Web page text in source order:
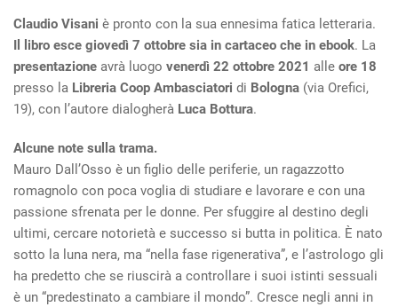
Claudio Visani è pronto con la sua ennesima fatica letteraria.
Il libro esce giovedì 7 ottobre sia in cartaceo che in ebook. La
presentazione avrà luogo venerdì 22 ottobre 2021 alle ore 18
presso la Libreria Coop Ambasciatori di Bologna (via Orefici,
19), con l’autore dialogherà Luca Bottura.
Alcune note sulla trama.
Mauro Dall’Osso è un figlio delle periferie, un ragazzotto
romagnolo con poca voglia di studiare e lavorare e con una
passione sfrenata per le donne. Per sfuggire al destino degli
ultimi, cercare notorietà e successo si butta in politica. È nato
sotto la luna nera, ma “nella fase rigenerativa”, e l’astrologo gli
ha predetto che se riuscirà a controllare i suoi istinti sessuali
è un “predestinato a cambiare il mondo”. Cresce negli anni in